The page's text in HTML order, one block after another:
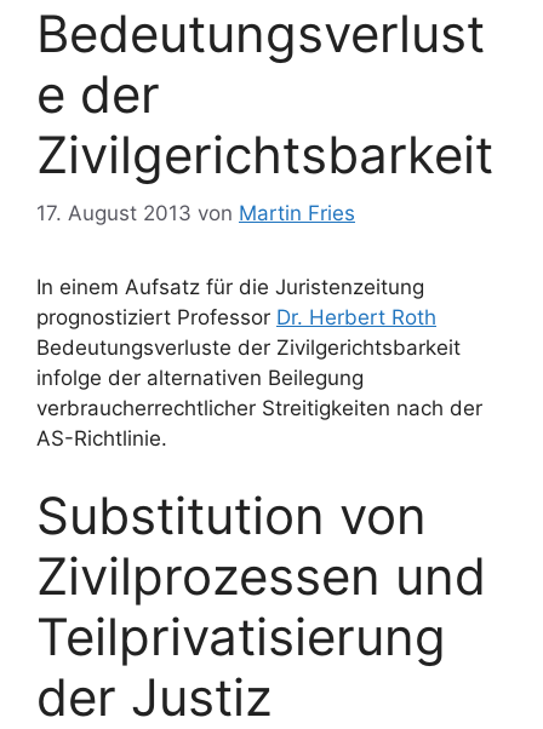
Bedeutungsverlust
e der
Zivilgerichtsbarkeit
17. August 2013 von Martin Fries
In einem Aufsatz für die Juristenzeitung
prognostiziert Professor Dr. Herbert Roth
Bedeutungsverluste der Zivilgerichtsbarkeit
infolge der alternativen Beilegung
verbraucherrechtlicher Streitigkeiten nach der
AS-Richtlinie.
Substitution von
Zivilprozessen und
Teilprivatisierung
der Justiz